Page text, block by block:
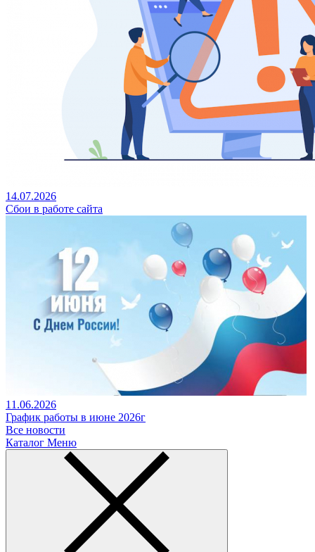
14.07.2026
Сбои в работе сайта
11.06.2026
График работы в июне 2026г
Все новости
Каталог Меню